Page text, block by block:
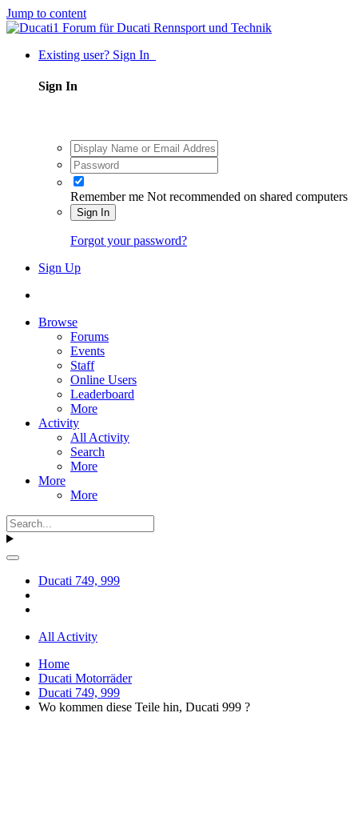
Jump to content
Existing user? Sign In
Sign In
Remember me Not recommended on shared computers
Sign In
Forgot your password?
Sign Up
Browse
Forums
Events
Staff
Online Users
Leaderboard
More
Activity
All Activity
Search
More
More
More
Ducati 749, 999
All Activity
Home
Ducati Motorräder
Ducati 749, 999
Wo kommen diese Teile hin, Ducati 999 ?